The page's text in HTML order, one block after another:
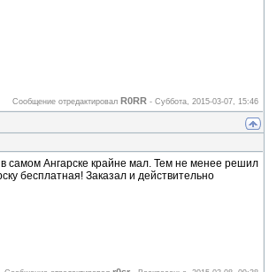
Сообщение отредактировал R0RR - Суббота, 2015-03-07, 15:46
самом Ангарске крайне мал. Тем не менее решил
бесплатная! Заказал и действительно